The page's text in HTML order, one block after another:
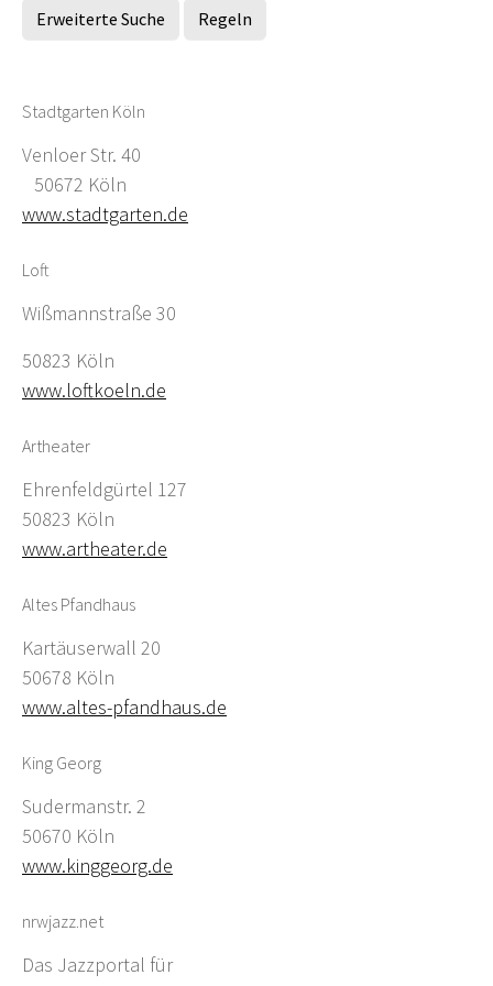
Erweiterte Suche Regeln
Stadtgarten Köln
Venloer Str. 40
50672 Köln
www.stadtgarten.de
Loft
Wißmannstraße 30
50823 Köln
www.loftkoeln.de
Artheater
Ehrenfeldgürtel 127
50823 Köln
www.artheater.de
Altes Pfandhaus
Kartäuserwall 20
50678 Köln
www.altes-pfandhaus.de
King Georg
Sudermanstr. 2
50670 Köln
www.kinggeorg.de
nrwjazz.net
Das Jazzportal für